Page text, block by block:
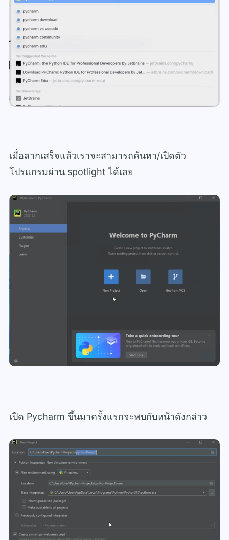
เมื่อลากเสร็จแล้วเราจะสามารถค้นหา/เปิดตัว
โปรแกรมผ่าน spotlight ได้เลย
เปิด Pycharm ขึ้นมาครั้งแรกจะพบกับหน้าดังกล่าว